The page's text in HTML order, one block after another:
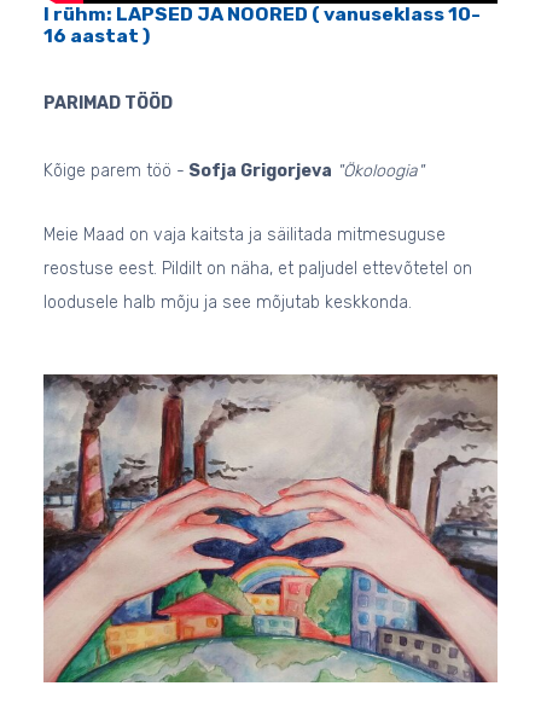
I rühm: LAPSED JA NOORED ( vanuseklass 10-
16 aastat )
PARIMAD TÖÖD
Kõige parem töö - Sofja Grigorjeva "Ökoloogia"
Meie Maad on vaja kaitsta ja säilitada mitmesuguse
reostuse eest. Pildilt on näha, et paljudel ettevõtetel on
loodusele halb mõju ja see mõjutab keskkonda.